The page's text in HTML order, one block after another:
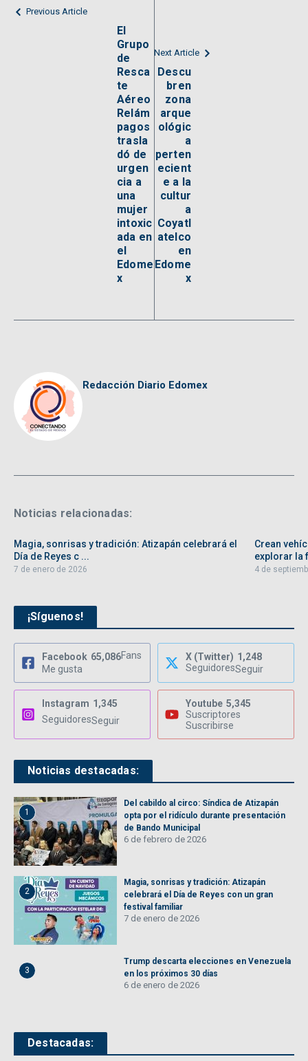
Previous Article
El
Grupo
de
Resca
te
Aéreo
Relám
pagos
trasla
dó de
urgen
cia a
una
mujer
intoxic
ada en
el
Edome
x
Next Article
Descu
bren
zona
arque
ológic
a
perten
ecient
e a la
cultur
a
Coyatl
atelco
en
Edome
x
Redacción Diario Edomex
Noticias relacionadas:
Magia, sonrisas y tradición: Atizapán celebrará el
Día de Reyes c ...
7 de enero de 2026
Crean
explorar la
4 de
¡Síguenos!
Facebook 65,086Fans
Me gusta
X (Twitter) 1,248
SeguidoresSeguir
Instagram 1,345
SeguidoresSeguir
Youtube 5,345
Suscriptores
Suscribirse
Noticias destacadas:
1
Del cabildo al circo: Síndica de Atizapán
opta por el ridículo durante presentación
de Bando Municipal
6 de febrero de 2026
2
Magia, sonrisas y tradición: Atizapán
celebrará el Día de Reyes con un gran
festival familiar
7 de enero de 2026
3
Trump descarta elecciones en Venezuela
en los próximos 30 días
6 de enero de 2026
Destacadas: